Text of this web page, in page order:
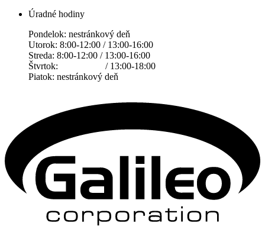
Úradné hodiny
Pondelok: nestránkový deň
Utorok: 8:00-12:00 / 13:00-16:00
Streda: 8:00-12:00 / 13:00-16:00
Štvrtok: / 13:00-18:00
Piatok: nestránkový deň